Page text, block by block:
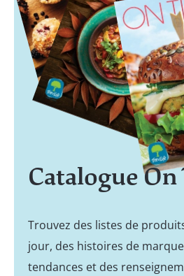
Catalogue
Trouvez des listes de
jour, des histoires de
tendances et des